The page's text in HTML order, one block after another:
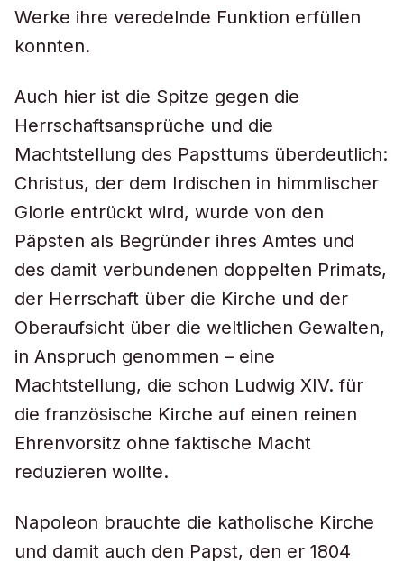
Werke ihre veredelnde Funktion erfüllen
konnten.
Auch hier ist die Spitze gegen die
Herrschaftsansprüche und die
Machtstellung des Papsttums überdeutlich:
Christus, der dem Irdischen in himmlischer
Glorie entrückt wird, wurde von den
Päpsten als Begründer ihres Amtes und
des damit verbundenen doppelten Primats,
der Herrschaft über die Kirche und der
Oberaufsicht über die weltlichen Gewalten,
in Anspruch genommen – eine
Machtstellung, die schon Ludwig XIV. für
die französische Kirche auf einen reinen
Ehrenvorsitz ohne faktische Macht
reduzieren wollte.
Napoleon brauchte die katholische Kirche
und damit auch den Papst, den er 1804